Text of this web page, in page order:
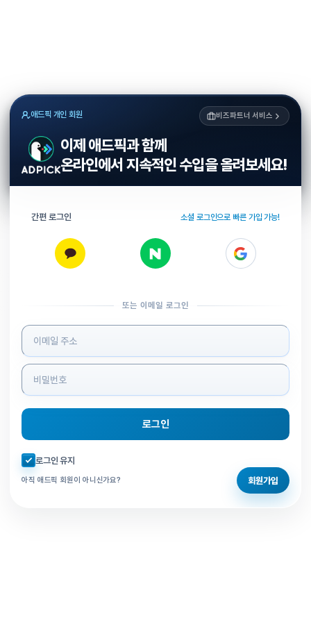
애드픽 개인 회원 비즈파트너 서비스
이제 애드픽과 함께
온라인에서 지속적인 수입을 올려보세요!
간편 로그인 소셜 로그인으로 빠른 가입 가능!
또는 이메일 로그인
로그인 정보 입력
로그인
자동로그인 체크
로그인 유지
아직 애드픽 회원이 아니신가요? 회원가입